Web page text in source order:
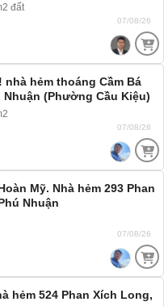
đất
07/08/26
hẻm thoáng Cầm Bá
Nhuận (Phường Cầu Kiệu)
vào
07/08/26
Mỹ. Nhà hẻm 293 Phan
Nhuận
07/08/26
hẻm 524 Phan Xích Long,